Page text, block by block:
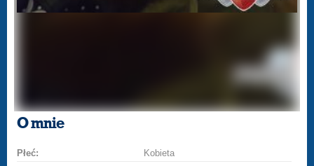
O mnie
Płeć:
Kobieta